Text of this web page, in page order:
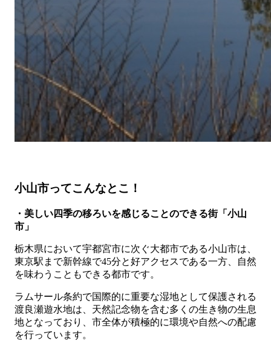
小山市ってこんなとこ！
・美しい四季の移ろいを感じることのできる街「小山
市」
栃木県において宇都宮市に次ぐ大都市である小山市は、
東京駅まで新幹線で45分と好アクセスである一方、自然
を味わうこともできる都市です。
ラムサール条約で国際的に重要な湿地として保護される
渡良瀬遊水地は、天然記念物を含む多くの生き物の生息
地となっており、市全体が積極的に環境や自然への配慮
を行っています。